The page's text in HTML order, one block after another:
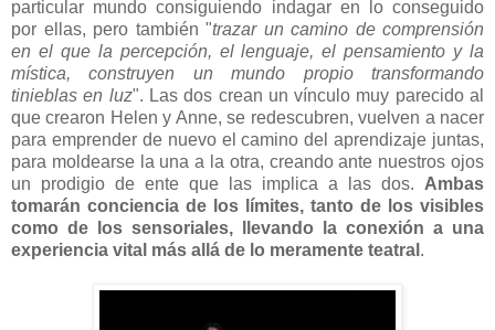
particular mundo consiguiendo indagar en lo conseguido
por ellas, pero también "trazar un camino de comprensión
en el que la percepción, el lenguaje, el pensamiento y la
mística, construyen un mundo propio transformando
tinieblas en luz". Las dos crean un vínculo muy parecido al
que crearon Helen y Anne, se redescubren, vuelven a nacer
para emprender de nuevo el camino del aprendizaje juntas,
para moldearse la una a la otra, creando ante nuestros ojos
un prodigio de ente que las implica a las dos. Ambas
tomarán conciencia de los límites, tanto de los visibles
como de los sensoriales, llevando la conexión a una
experiencia vital más allá de lo meramente teatral .